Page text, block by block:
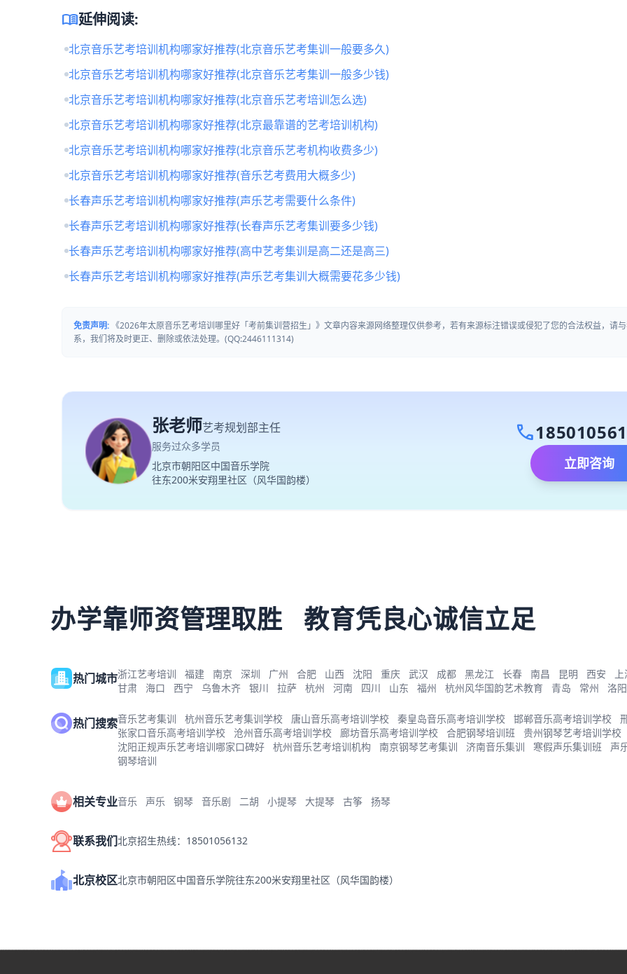
menu_book延伸阅读:
北京音乐艺考培训机构哪家好推荐(北京音乐艺考集训一般要多久)
北京音乐艺考培训机构哪家好推荐(北京音乐艺考集训一般多少钱)
北京音乐艺考培训机构哪家好推荐(北京音乐艺考培训怎么选)
北京音乐艺考培训机构哪家好推荐(北京最靠谱的艺考培训机构)
北京音乐艺考培训机构哪家好推荐(北京音乐艺考机构收费多少)
北京音乐艺考培训机构哪家好推荐(音乐艺考费用大概多少)
长春声乐艺考培训机构哪家好推荐(声乐艺考需要什么条件)
长春声乐艺考培训机构哪家好推荐(长春声乐艺考集训要多少钱)
长春声乐艺考培训机构哪家好推荐(高中艺考集训是高二还是高三)
长春声乐艺考培训机构哪家好推荐(声乐艺考集训大概需要花多少钱)
免责声明: 《2026年太原音乐艺考培训哪里好「考前集训营招生」》文章内容来源网络整理仅供参考，若有来源标注错误或侵犯了您的合法权益，请
系，我们将及时更正、删除或依法处理。(QQ:2446111314)
张老师艺考规划部主任
服务过众多学员
北京市朝阳区中国音乐学院
往东200米安翔里社区（风华国韵楼）
call
立即咨询
办学靠师资管理取胜 教育凭良心诚信立足
热门城市浙江艺考培训 福建 南京 深圳 广州 合肥 山西 沈阳 重庆 武汉 成都 黑龙江 长春 南昌 昆明 西安
甘肃
海口 西宁 乌鲁木齐 银川 拉萨 杭州 河南 四川 山东 福州 杭州风华国韵艺术教育 青岛 常州 洛阳
热门搜索音乐艺考集训 杭州音乐艺考集训学校 唐山音乐高考培训学校 秦皇岛音乐高考培训学校 邯郸音乐高考培训学校
张家口音乐高考培训学校
沧州音乐高考培训学校 廊坊音乐高考培训学校 合肥钢琴培训班
贵州钢琴艺考培训学校
沈阳正规声乐艺考培训哪家口碑好
杭州音乐艺考培训机构 南京钢琴艺考集训 济南音乐集训 寒假声乐集训班
声
钢琴培训
相关专业音乐 声乐 钢琴 音乐剧 二胡 小提琴 大提琴 古筝 扬琴
联系我们北京招生热线：18501056132
北京校区北京市朝阳区中国音乐学院往东200米安翔里社区（风华国韵楼）